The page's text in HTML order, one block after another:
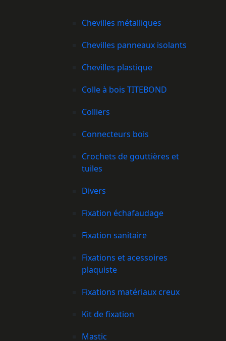
Chevilles métalliques
Chevilles panneaux isolants
Chevilles plastique
Colle à bois TITEBOND
Colliers
Connecteurs bois
Crochets de gouttières et
tuiles
Divers
Fixation échafaudage
Fixation sanitaire
Fixations et acessoires
plaquiste
Fixations matériaux creux
Kit de fixation
Mastic